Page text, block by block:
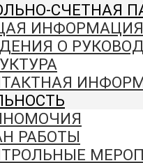
СЧЕТНАЯ
ИНФОРМАЦИЯ
О
РАБОТЫ